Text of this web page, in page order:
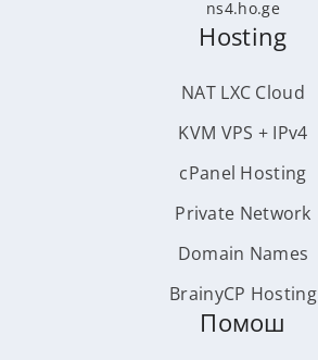
ns4.ho.ge
Hosting
NAT LXC Cloud
KVM VPS + IPv4
cPanel Hosting
Private Network
Domain Names
BrainyCP Hosting
Помош